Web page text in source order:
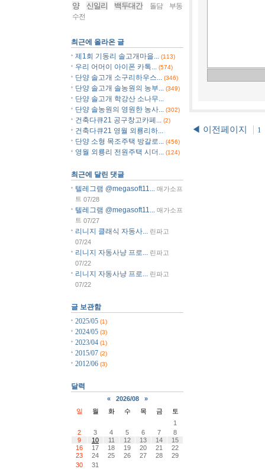
◀ 이전페이지 1
양
신일리 백두대간 돌담
부동
수전
최근에 올라온 글
제1회 기동리 솔고개마을...
(113)
우리 어머이 아이폰 카톡... (574)
단양 솔고개 소구리하우스... (346)
단양 솔고개 솔농원의 농부... (349)
단양 솔고개 학강산 소나무...
단양 솔농원의 영원한 농사...
(302)
건축다큐21 공구창고카페... (2)
건축다큐21 영월 외룡리하...
단양 소형 목조주택 방갈로...
(456)
영월 외룡리 전원주택 시더... (124)
최근에 달린 댓글
텔레그램 @megasoft11...
매가소프
트 07/28
텔레그램 @megasoft11... 매가소프
트 07/27
리니지 클래식 자동사...
린파고
07/24
리니지 자동사냥 프로...
린파고
07/22
리니지 자동사냥 프로...
린파고
07/22
글 보관함
2025/05 (1)
2024/05 (3)
2023/04 (1)
2015/07 (2)
2012/06 (3)
달력
« 2026/08
»
일
월 화 수 목 금
토
1
2
3 4 5 6 7
8
9
10 11 12 13 14
15
16
17 18 19 20 21
22
23
24 25 26 27 28
29
30
31